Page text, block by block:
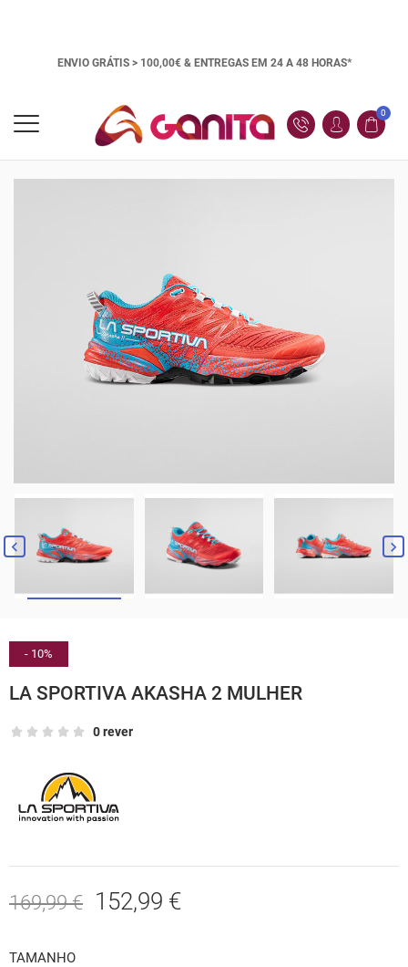
ENVIO GRÁTIS > 100,00€ & ENTREGAS EM 24 A 48 HORAS*
0
 
- 10%
LA SPORTIVA AKASHA 2 MULHER
0 rever
169,99 € 152,99 €
TAMANHO